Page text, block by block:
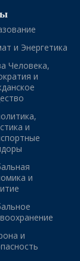
и Энергетика
Человека,
и
и
и
и